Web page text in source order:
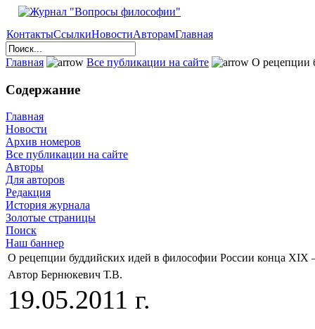
КонтактыСсылкиНовостиАвторамГлавная
Главная Все публикации на сайте О рецепции
Содержание
Главная
Новости
Архив номеров
Все публикации на сайте
Авторы
Для авторов
Редакция
История журнала
Золотые страницы
Поиск
Наш баннер
О рецепции буддийских идей в философии России конца
Автор Бернюкевич Т.В.
19.05.2011 г.